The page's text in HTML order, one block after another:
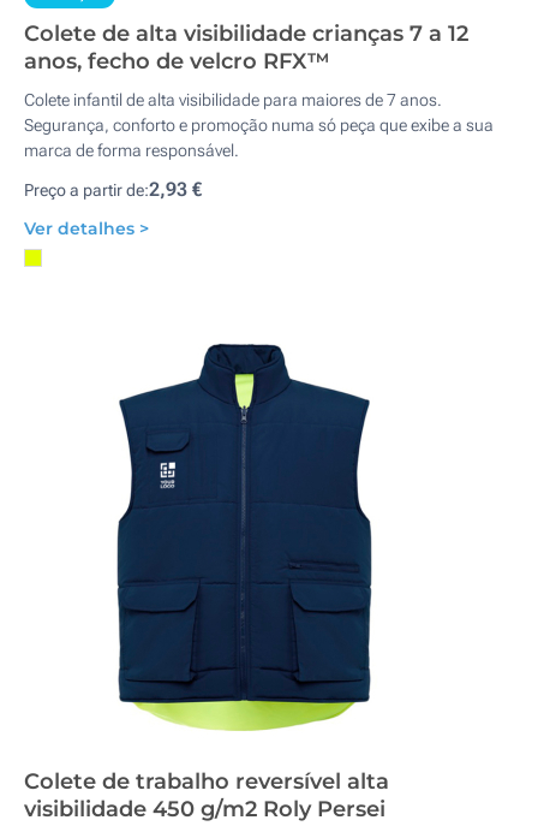
Colete de alta visibilidade crianças 7 a 12
anos, fecho de velcro RFX™
Colete infantil de alta visibilidade para maiores de 7 anos.
Segurança, conforto e promoção numa só peça que exibe a sua
marca de forma responsável.
Preço a partir de:2,93 €
Ver detalhes >
Colete de trabalho reversível alta
visibilidade 450 g/m2 Roly Persei